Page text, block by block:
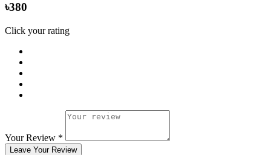
৳380
Click your rating
Your Review *
Leave Your Review